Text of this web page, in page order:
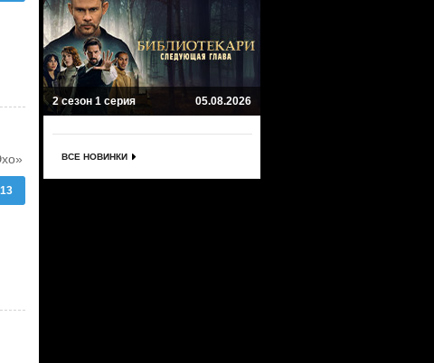
13
2 сезон 1 серия 05.08.2026
ВСЕ НОВИНКИ